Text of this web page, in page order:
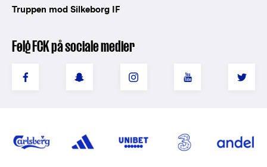
Truppen mod Silkeborg IF
Følg FCK på sociale medier